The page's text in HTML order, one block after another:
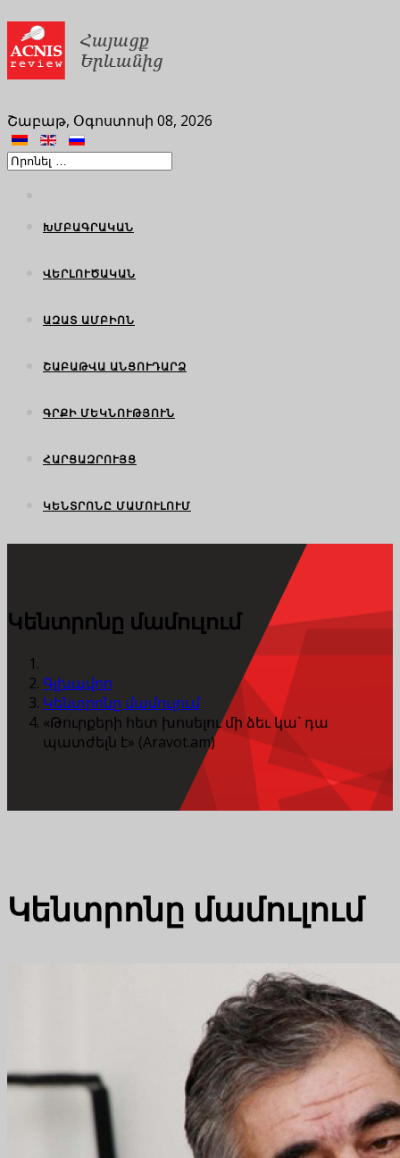
Շաբաթ, Օգոստոսի 08, 2026
ԽՄԲԱԳՐԱԿԱՆ
ՎԵՐԼՈՒԾԱԿԱՆ
ԱԶԱՏ ԱՄԲԻՈՆ
ՇԱԲԱԹՎԱ ԱՆՑՈՒԴԱՐՁ
ԳՐՔԻ ՄԵԿՆՈՒԹՅՈՒՆ
ՀԱՐՑԱԶՐՈՒՅՑ
ԿԵՆՏՐՈՆԸ ՄԱՄՈՒԼՈՒՄ
Կենտրոնը մամուլում
Գլխավոր
Կենտրոնը մամուլում
«Թուրքերի հետ խոսելու մի ձեւ կա` դա
պատժելն է» (Aravot.am)
Կենտրոնը մամուլում